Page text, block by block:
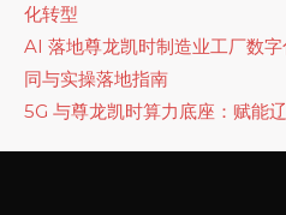
化转型
AI 落地尊龙凯时制造业工厂数
同与实操落地指南
5G 与尊龙凯时算力底座：赋能